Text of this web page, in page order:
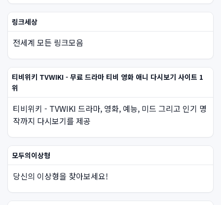
링크세상
전세계 모든 링크모음
티비위키 TVWIKI - 무료 드라마 티비 영화 애니 다시보기 사이트 1
위
티비위키 - TVWIKI 드라마, 영화, 예능, 미드 그리고 인기 명
작까지 다시보기를 제공
모두의이상형
당신의 이상형을 찾아보세요!